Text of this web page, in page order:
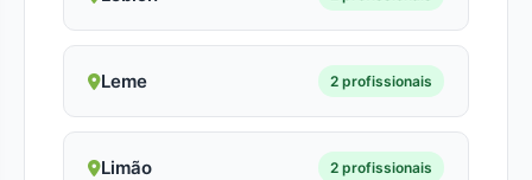
Leme 2 profissionais
Limão 2 profissionais